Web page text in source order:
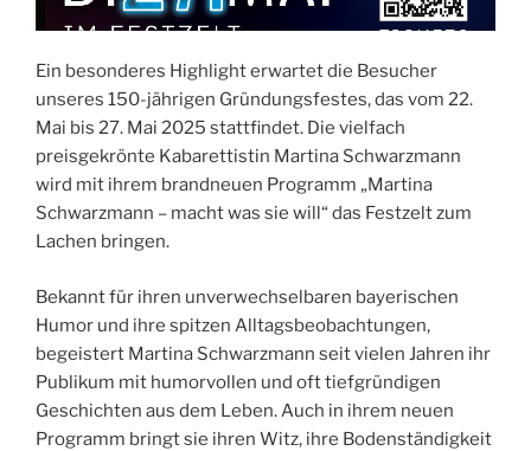
Ein besonderes Highlight erwartet die Besucher
unseres 150-jährigen Gründungsfestes, das vom 22.
Mai bis 27. Mai 2025 stattfindet. Die vielfach
preisgekrönte Kabarettistin Martina Schwarzmann
wird mit ihrem brandneuen Programm „Martina
Schwarzmann – macht was sie will“ das Festzelt zum
Lachen bringen.
Bekannt für ihren unverwechselbaren bayerischen
Humor und ihre spitzen Alltagsbeobachtungen,
begeistert Martina Schwarzmann seit vielen Jahren ihr
Publikum mit humorvollen und oft tiefgründigen
Geschichten aus dem Leben. Auch in ihrem neuen
Programm bringt sie ihren Witz, ihre Bodenständigkeit